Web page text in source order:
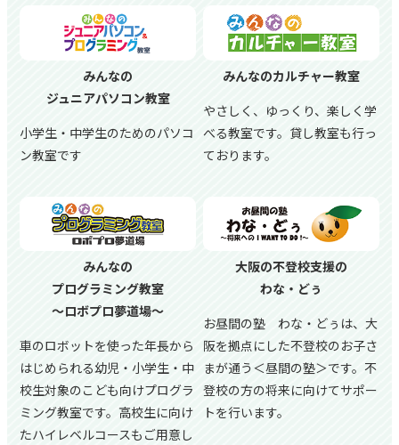
みんなの
ジュニアパソコン教室
小学生・中学生のためのパソコ
ン教室です
みんなのカルチャー教室
やさしく、ゆっくり、楽しく学
べる教室です。貸し教室も行っ
ております。
みんなの
プログラミング教室
～ロボプロ夢道場～
車のロボットを使った年長から
はじめられる幼児・小学生・中
校生対象のこども向けプログラ
ミング教室です。高校生に向け
たハイレベルコースもご用意し
大阪の不登校支援の
わな・どぅ
お昼間の塾 わな・どぅは、大
阪を拠点にした不登校のお子さ
まが通う＜昼間の塾＞です。不
登校の方の将来に向けてサポー
トを行います。